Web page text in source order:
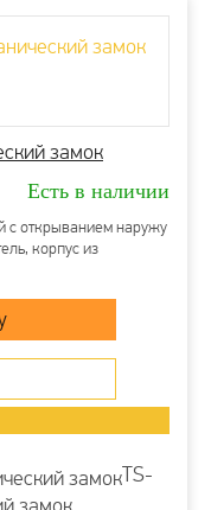
замок
Есть в наличии
с открыванием наружу
корпус из
TS-